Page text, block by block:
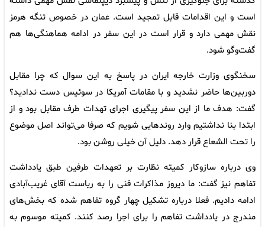
است و این اقدامات قابل تمجید است. عمان در خصوص تنگه هرمز
نقش مهمی دارد و قرار است در این سفر در ادامه هماهنگی‌ها هم
گفت‌وگو شود.
سخنگوی وزارت خارجه ایران در پاسخ به این سوال که چرا مقابل
دوربین‌ها حاضر نشدید و با مقامات آمریکا در سوئیس دست ندادید؟
گفت: هدف ما از این سفر پیگیری اجرای تهدات طرف مقابل بود و از
ابتدا بنا نداشتیم وارد روندهایی شویم که صرفا می‌تواند اصل موضوع
را تحت الشعاع قرار دهد. دلیل آن خیلی روشن بود.
وی درباره سازوکار کمیته نظارت بر تعهدات طرفین طبق یادداشت‌
تفاهم نیز گفت: ما دیروز مذاکرات فنی را به ریاست آقای غریب‌آبادی
ادامه دادیم. فعلا درباره تشکیل چهار گروه تفاهم شده که بخش‌های
مندرج در یادداشت‌ تفاهم را برای اجرا رصد کنند. کمیته موسوم به